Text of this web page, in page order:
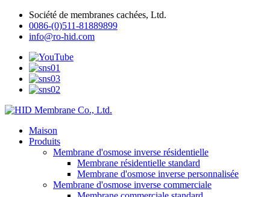
Société de membranes cachées, Ltd.
0086-(0)511-81889899
info@ro-hid.com
Maison
Produits
Membrane d'osmose inverse résidentielle
Membrane résidentielle standard
Membrane d'osmose inverse personnalisée
Membrane d'osmose inverse commerciale